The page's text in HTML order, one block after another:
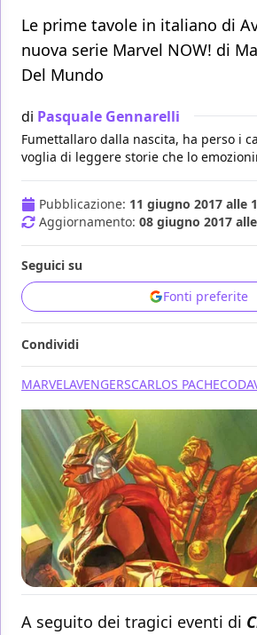
Le prime tavole in italiano di
nuova serie Marvel NOW! di
Del Mundo
di Pasquale Gennarelli
Fumettallaro dalla nascita, ha perso i
voglia di leggere storie che lo
Pubblicazione: 11 giugno 2017 alle
Aggiornamento: 08 giugno 2017
Seguici su
Fonti preferite
Condividi
MARVELAVENGERSCARLOS PACHECO
A seguito dei tragici eventi di